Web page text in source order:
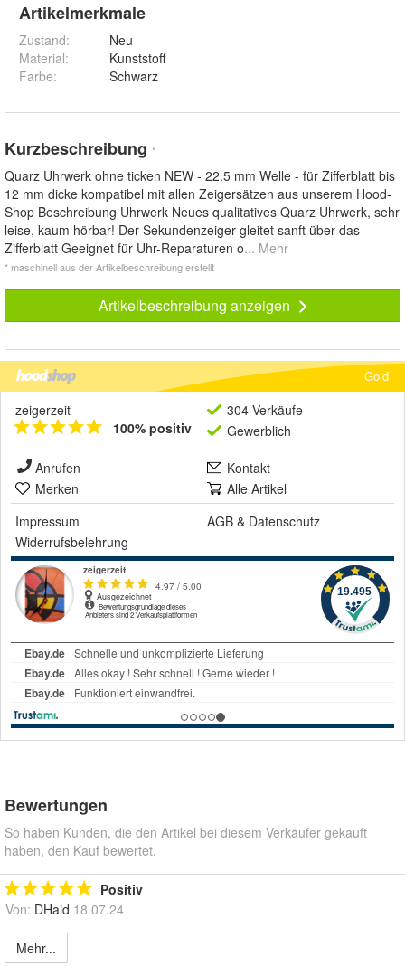
Artikelmerkmale
Zustand:
Neu
Material:
Kunststoff
Farbe: Schwarz
Kurzbeschreibung *
Quarz Uhrwerk ohne ticken NEW - 22.5 mm Welle - für Zifferblatt bis
12 mm dicke kompatibel mit allen Zeigersätzen aus unserem Hood-
Shop Beschreibung Uhrwerk Neues qualitatives Quarz Uhrwerk, sehr
leise, kaum hörbar! Der Sekundenzeiger gleitet sanft über das
Zifferblatt Geeignet für Uhr-Reparaturen o... Mehr
* maschinell aus der Artikelbeschreibung erstellt
Artikelbeschreibung anzeigen
Gold
zeigerzeit
100% positiv
304 Verkäufe
Gewerblich
Anrufen
Kontakt
Merken
Alle Artikel
Impressum
AGB & Datenschutz
Widerrufsbelehrung
Bewertungen
So haben Kunden, die den Artikel bei diesem Verkäufer gekauft
haben, den Kauf bewertet.
Positiv
Von: DHaid 18.07.24
Mehr...